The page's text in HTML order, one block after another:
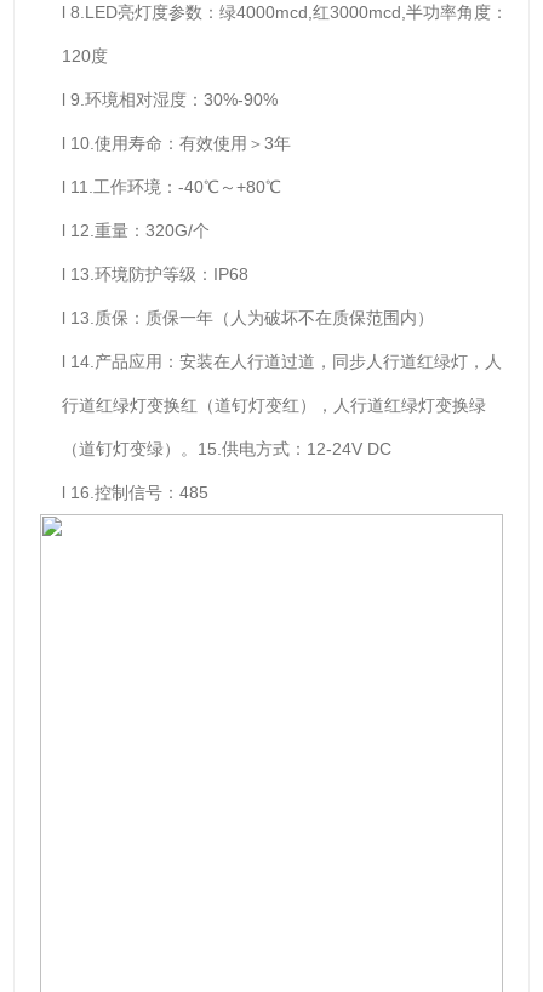
l 8.LED亮灯度参数：绿4000mcd,红3000mcd,半功率角度：
120度
l 9.环境相对湿度：30%-90%
l 10.使用寿命：有效使用＞3年
l 11.工作环境：-40℃～+80℃
l 12.重量：320G/个
l 13.环境防护等级：IP68
l 13.质保：质保一年（人为破坏不在质保范围内）
l 14.产品应用：安装在人行道过道，同步人行道红绿灯，人
行道红绿灯变换红（道钉灯变红），人行道红绿灯变换绿
（道钉灯变绿）。15.供电方式：12-24V DC
l 16.控制信号：485